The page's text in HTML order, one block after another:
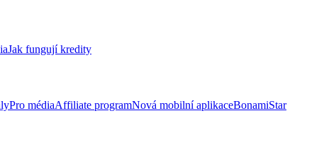
Jak fungují kredity
Pro médiaAffiliate programNová mobilní aplikaceBonamiStar